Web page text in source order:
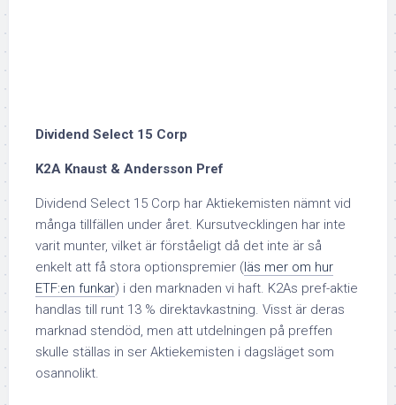
Dividend Select 15 Corp
K2A Knaust & Andersson Pref
Dividend Select 15 Corp har Aktiekemisten nämnt vid
många tillfällen under året. Kursutvecklingen har inte
varit munter, vilket är förståeligt då det inte är så
enkelt att få stora optionspremier (läs mer om hur
ETF:en funkar) i den marknaden vi haft. K2As pref-aktie
handlas till runt 13 % direktavkastning. Visst är deras
marknad stendöd, men att utdelningen på preffen
skulle ställas in ser Aktiekemisten i dagsläget som
osannolikt.